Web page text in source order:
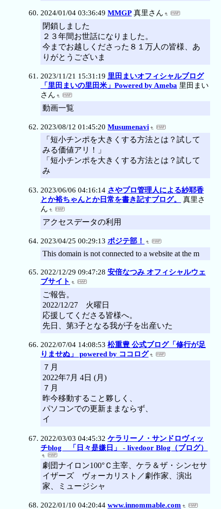
2024/01/04 03:36:49 MMGP 真里さん
閉鎖しました
２３年間お世話になりました。
今までお越しくださった８１万人の皆様、あ
りがとうございま
2023/11/21 15:31:19 里田まいオフィシャルブログ
「里田まいの里田米」Powered by Ameba 里田まい
さん
動画一覧
2023/08/12 01:45:20 Musumenavi
「短小チンポを大きくする方法とは？試して
みる価値アリ！」
「短小チンポを大きくする方法とは？試して
み
2023/06/06 04:16:14 さやプロ管理人による紗耶香
とか裕ちゃんとか日常を書き記すブログ。
真里さ
ん
アクセスデータの利用
2023/04/25 00:29:13 ポジテ部！
This domain is not connected to a website at the m
2022/12/29 09:47:28 安倍なつみ オフィシャルウェ
ブサイト
ご報告。
2022/12/27 火曜日
応援してくださる皆様へ。
先日、第3子となる我が子を出産いた
2022/07/04 14:08:53 松重豊 公式ブログ「修行が足
りませぬ」 powered by ココログ
７月
2022年7月 4日 (月)
７月
昨今移動すること夥しく、
パソコンでの更新ままならず、
イ
2022/03/03 04:45:32 ケラリーノ・サンドロヴィッ
チblog 「日々是嫌日」 - livedoor Blog（ブログ）
劇団ナイロン100°Ｃ主宰、ケラ＆ザ・シンセサ
イザーズ ヴォーカリスト／劇作家、演出
家、ミュージシャ
2022/01/10 04:20:44 www.innommable.com